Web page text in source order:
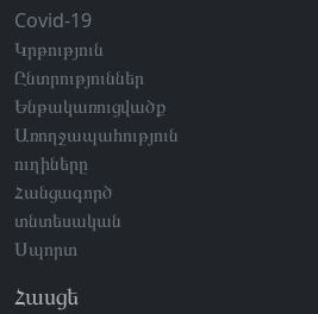
Covid-19
Կրթություն
Ընտրություններ
Ենթակառուցվածք
Առողջապահություն
ուղիները
Հանցագործ
տնտեսական
Սպորտ
Հասցե